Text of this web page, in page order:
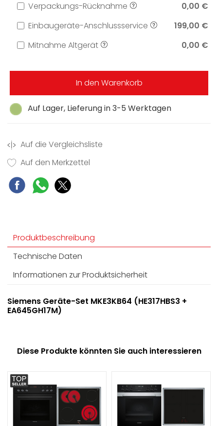
Auf Lager, Lieferung in 3-5 Werktagen
Verpackungs-Rücknahme
0,00 €
Einbaugeräte-Anschlussservice
199,00 €
Mitnahme Altgerät
0,00 €
In den Warenkorb
Auf die Vergleichsliste
Auf den Merkzettel
Produktbeschreibung
Technische Daten
Informationen zur Produktsicherheit
Siemens Geräte-Set MKE3KB64 (HE317HBS3 +
EA645GH17M)
Diese Produkte könnten Sie auch interessieren